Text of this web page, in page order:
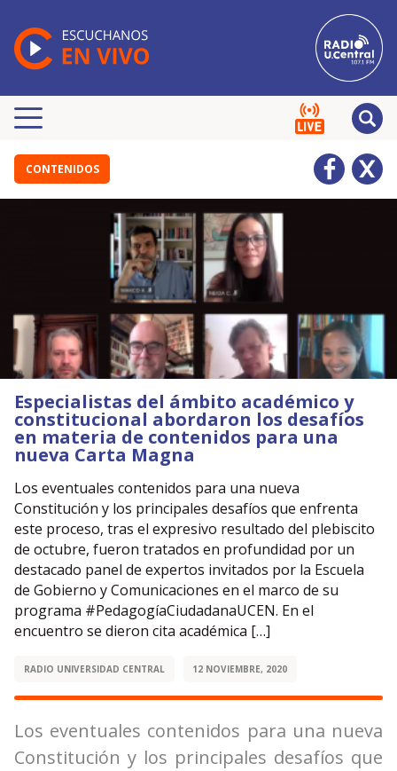
CONTENIDOS
Especialistas del ámbito académico y
constitucional abordaron los desafíos
en materia de contenidos para una
nueva Carta Magna
Los eventuales contenidos para una nueva
Constitución y los principales desafíos que enfrenta
este proceso, tras el expresivo resultado del plebiscito
de octubre, fueron tratados en profundidad por un
destacado panel de expertos invitados por la Escuela
de Gobierno y Comunicaciones en el marco de su
programa #PedagogíaCiudadanaUCEN. En el
encuentro se dieron cita académica […]
RADIO UNIVERSIDAD CENTRAL 12 NOVIEMBRE, 2020
Los eventuales contenidos para una nueva
Constitución y los principales desafíos que